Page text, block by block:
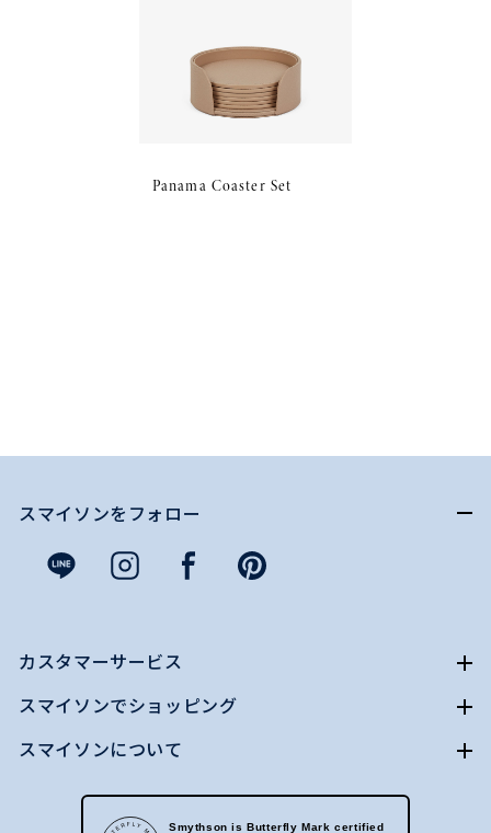
Panama Coaster Set
スマイソンをフォロー
カスタマーサービス
スマイソンでショッピング
スマイソンについて
Smythson is Butterfly Mark certified